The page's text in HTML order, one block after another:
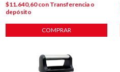
$11.640,60con Transferencia o
depósito
COMPRAR